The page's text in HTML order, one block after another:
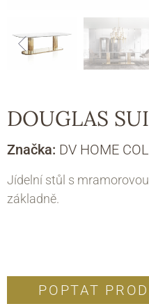
DOUGLAS
Značka: DV HOME
Jídelní stůl s
základně.
POPTAT